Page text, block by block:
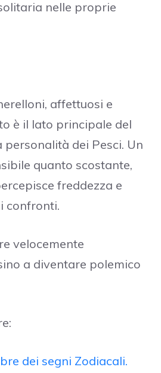
nelle proprie
affettuosi e
è il lato principale del
personalità dei Pesci. Un
quanto scostante,
freddezza e
confronti.
velocemente
a diventare polemico
dei segni Zodiacali.